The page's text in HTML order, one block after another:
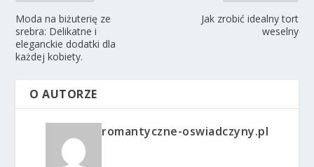
Moda na biżuterię ze
srebra: Delikatne i
eleganckie dodatki dla
każdej kobiety.
Jak zrobić idealny tort
weselny
O AUTORZE
romantyczne-oswiadczyny.pl